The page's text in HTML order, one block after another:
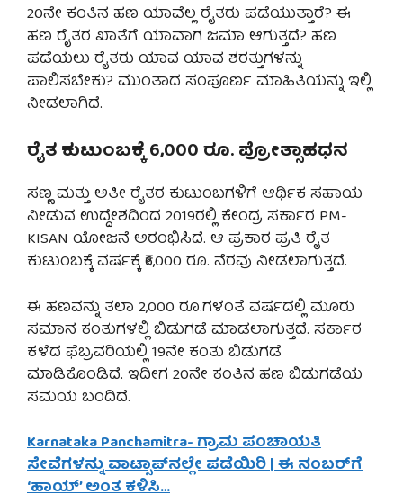
20ನೇ ಕಂತಿನ ಹಣ ಯಾವೆಲ್ಲ ರೈತರು ಪಡೆಯುತ್ತಾರೆ? ಈ
ಹಣ ರೈತರ ಖಾತೆಗೆ ಯಾವಾಗ ಜಮಾ ಆಗುತ್ತದೆ? ಹಣ
ಪಡೆಯಲು ರೈತರು ಯಾವ ಯಾವ ಶರತ್ತುಗಳನ್ನು
ಪಾಲಿಸಬೇಕು? ಮುಂತಾದ ಸಂಪೂರ್ಣ ಮಾಹಿತಿಯನ್ನು ಇಲ್ಲಿ
ನೀಡಲಾಗಿದೆ.
ರೈತ ಕುಟುಂಬಕ್ಕೆ 6,000 ರೂ. ಪ್ರೋತ್ಸಾಹಧನ
ಸಣ್ಣ ಮತ್ತು ಅತೀ ರೈತರ ಕುಟುಂಬಗಳಿಗೆ ಆರ್ಥಿಕ ಸಹಾಯ
ನೀಡುವ ಉದ್ದೇಶದಿಂದ 2019ರಲ್ಲಿ ಕೇಂದ್ರ ಸರ್ಕಾರ PM-
KISAN ಯೋಜನೆ ಅರಂಭಿಸಿದೆ. ಆ ಪ್ರಕಾರ ಪ್ರತಿ ರೈತ
ಕುಟುಂಬಕ್ಕೆ ವರ್ಷಕ್ಕೆ ₹6,000 ರೂ. ನೆರವು ನೀಡಲಾಗುತ್ತದೆ.
ಈ ಹಣವನ್ನು ತಲಾ 2,000 ರೂ.ಗಳಂತೆ ವರ್ಷದಲ್ಲಿ ಮೂರು
ಸಮಾನ ಕಂತುಗಳಲ್ಲಿ ಬಿಡುಗಡೆ ಮಾಡಲಾಗುತ್ತದೆ. ಸರ್ಕಾರ
ಕಳೆದ ಫೆಬ್ರವರಿಯಲ್ಲಿ 19ನೇ ಕಂತು ಬಿಡುಗಡೆ
ಮಾಡಿಕೊಂಡಿದೆ. ಇದೀಗ 20ನೇ ಕಂತಿನ ಹಣ ಬಿಡುಗಡೆಯ
ಸಮಯ ಬಂದಿದೆ.
Karnataka Panchamitra- ಗ್ರಾಮ ಪಂಚಾಯತಿ
ಸೇವೆಗಳನ್ನು ವಾಟ್ಸಾಪ್‌ನಲ್ಲೇ ಪಡೆಯಿರಿ | ಈ ನಂಬರ್‌ಗೆ
‘ಹಾಯ್’ ಅಂತ ಕಳಿಸಿ…